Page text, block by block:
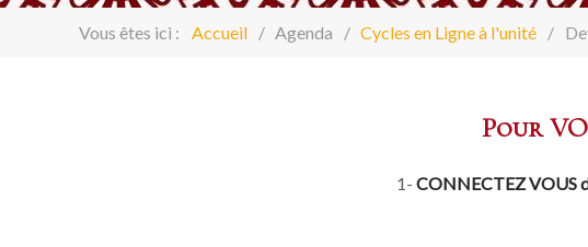
Vous êtes ici : Accueil Agenda Cycles en Ligne à l'unité
Pour
1- CONNECTEZ VOUS